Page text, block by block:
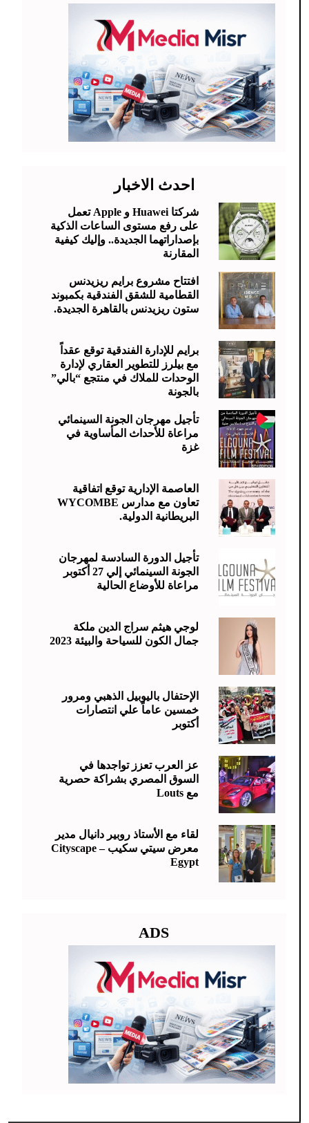
احدث الاخبار
شركتا Huawei و Apple تعمل
على رفع مستوى الساعات الذكية
بإصداراتهما الجديدة.. وإليك كيفية
المقارنة
افتتاح مشروع برايم ريزيدنس
القطامية للشقق الفندقية بكمبوند
ستون ريزيدنس بالقاهرة الجديدة.
برايم للإدارة الفندقية توقع عقداً
مع بيلرز للتطوير العقاري لإدارة
الوحدات للملاك في منتجع “بالي”
بالجونة
تأجيل مهرجان الجونة السينمائي
مراعاة للأحداث المأساوية في
غزة
العاصمة الإدارية توقع اتفاقية
تعاون مع مدارس WYCOMBE
البريطانية الدولية.
تأجيل الدورة السادسة لمهرجان
الجونة السينمائي إلي 27 أكتوبر
مراعاة للأوضاع الحالية
لوجي هيثم سراج الدين ملكة
جمال الكون للسياحة والبيئة 2023
الإحتفال باليوبيل الذهبي ومرور
خمسين عاماً علي انتصارات
أكتوبر
عز العرب تعزز تواجدها في
السوق المصري بشراكة حصرية
مع Louts
لقاء مع الأستاذ روبير دانيال مدير
معرض سيتي سكيب – Cityscape
Egypt
ADS